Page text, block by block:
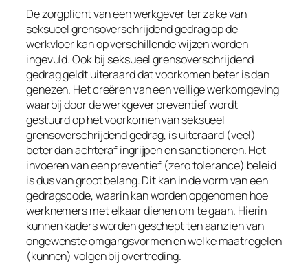
De zorgplicht van een werkgever ter zake van
seksueel grensoverschrijdend gedrag op de
werkvloer kan op verschillende wijzen worden
ingevuld. Ook bij seksueel grensoverschrijdend
gedrag geldt uiteraard dat voorkomen beter is dan
genezen. Het creëren van een veilige werkomgeving
waarbij door de werkgever preventief wordt
gestuurd op het voorkomen van seksueel
grensoverschrijdend gedrag, is uiteraard (veel)
beter dan achteraf ingrijpen en sanctioneren. Het
invoeren van een preventief (zero tolerance) beleid
is dus van groot belang. Dit kan in de vorm van een
gedragscode, waarin kan worden opgenomen hoe
werknemers met elkaar dienen om te gaan. Hierin
kunnen kaders worden geschept ten aanzien van
ongewenste omgangsvormen en welke maatregelen
(kunnen) volgen bij overtreding.